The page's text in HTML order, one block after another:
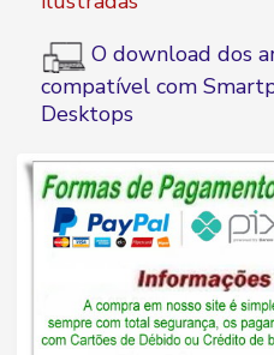
O download dos
compatível com
Desktops